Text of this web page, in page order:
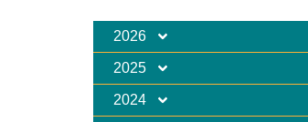
2026
2025
2024